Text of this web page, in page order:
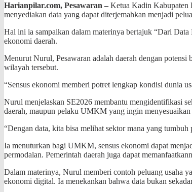
Harianpilar.com, Pesawaran – Ketua Kadin Kabupaten
menyediakan data yang dapat diterjemahkan menjadi
Hal ini ia sampaikan dalam materinya bertajuk “Dari
ekonomi daerah.
Menurut Nurul, Pesawaran adalah daerah dengan
wilayah tersebut.
“Sensus ekonomi memberi potret lengkap kondisi dunia
Nurul menjelaskan SE2026 membantu mengidentifikasi
daerah, maupun pelaku UMKM yang ingin menyesuaikan
“Dengan data, kita bisa melihat sektor mana yang
Ia menuturkan bagi UMKM, sensus ekonomi dapat
permodalan. Pemerintah daerah juga dapat
Dalam materinya, Nurul memberi contoh peluang usaha
ekonomi digital. Ia menekankan bahwa data bukan